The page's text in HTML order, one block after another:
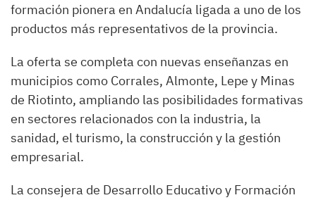
formación pionera en Andalucía ligada a uno de los
productos más representativos de la provincia.
La oferta se completa con nuevas enseñanzas en
municipios como Corrales, Almonte, Lepe y Minas
de Riotinto, ampliando las posibilidades formativas
en sectores relacionados con la industria, la
sanidad, el turismo, la construcción y la gestión
empresarial.
La consejera de Desarrollo Educativo y Formación